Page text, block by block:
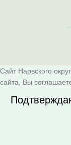
Сайт Нарвского
сайта, Вы